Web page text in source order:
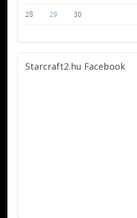
28 29 30
Starcraft2.hu Facebook